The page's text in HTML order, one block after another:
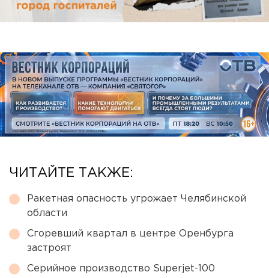
ЧИТАЙТЕ ТАКЖЕ:
Ракетная опасность угрожает Челябинской
области
Сгоревший квартал в центре Оренбурга
застроят
Серийное производство Superjet-100